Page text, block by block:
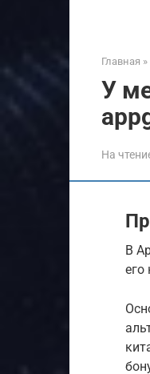
Главная »
У
На
В
его